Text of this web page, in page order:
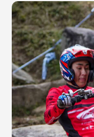
投
稿
ナ
ビ
ゲ